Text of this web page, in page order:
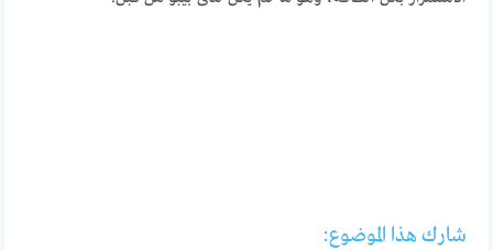
شارك هذا الموضوع: